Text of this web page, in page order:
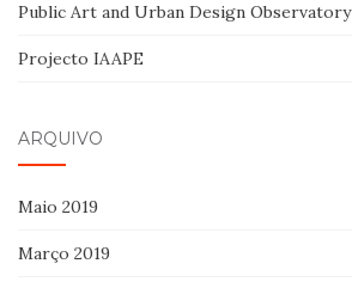
Public Art and Urban Design Observatory
Projecto IAAPE
ARQUIVO
Maio 2019
Março 2019